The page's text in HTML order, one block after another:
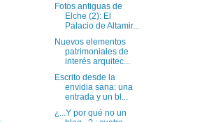
Fotos antiguas de
Elche (2): El
Palacio de Altamir...
Nuevos elementos
patrimoniales de
interés arquitec...
Escrito desde la
envidia sana: una
entrada y un bl...
¿...Y por qué no un